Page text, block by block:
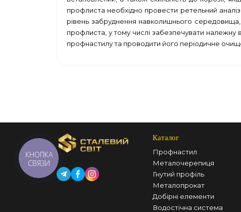
профлиста необхідно провести ретельний
рівень забруднення навколишнього середовища,
профлиста, у тому числі забезпечувати належну
профнастилу та проводити його періодичне
Каталог
Профнастил
Металочерепиця
Гнутий профіль
Металопрокат
Добірні елементи
Водостічна система
КНОПКА
СВЯЗИ